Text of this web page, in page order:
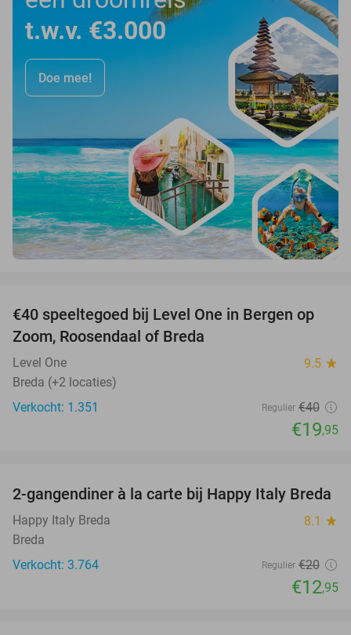
t.w.v. €3.000
Doe mee!
50%
€40 speeltegoed bij Level One in Bergen op
Zoom, Roosendaal of Breda
Level One 9.5 star
Breda (+2 locaties)
Verkocht: 1.351
Regulier €40
€19,95
35%
2-gangendiner à la carte bij Happy Italy Breda
Happy Italy Breda 8.1 star
Breda
Verkocht: 3.764
Regulier €20
€12,95